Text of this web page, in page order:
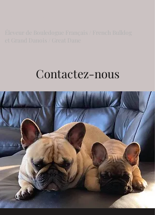
Éleveur de Bouledogue Français / French Bulldog
et Grand Danois / Great Dane
Contactez-nous